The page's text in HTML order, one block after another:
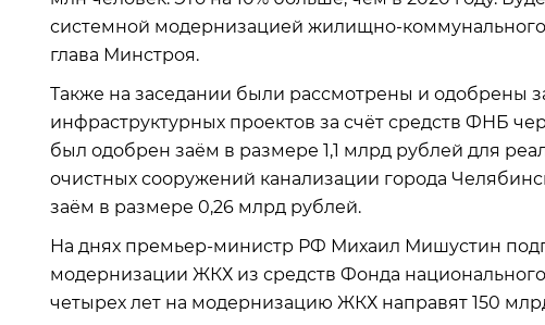
системной модернизацией жилищно-коммунального
глава Минстроя.
Также на заседании были рассмотрены и одобрены
инфраструктурных проектов за счёт средств ФНБ
был одобрен заём в размере 1,1 млрд рублей для
очистных сооружений канализации города
заём в размере 0,26 млрд рублей.
На днях премьер-министр РФ Михаил Мишустин
модернизации ЖКХ из средств Фонда
четырех лет на модернизацию ЖКХ направят 150